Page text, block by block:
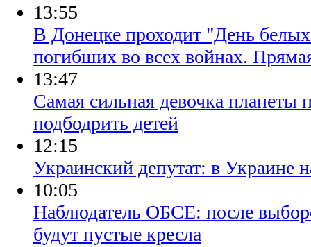
13:55
В Донецке проходит "День
погибших во всех войнах.
13:47
Самая сильная девочка планеты
подбодрить детей
12:15
Украинский депутат: в Украине
10:05
Наблюдатель ОБСЕ: после
будут пустые кресла